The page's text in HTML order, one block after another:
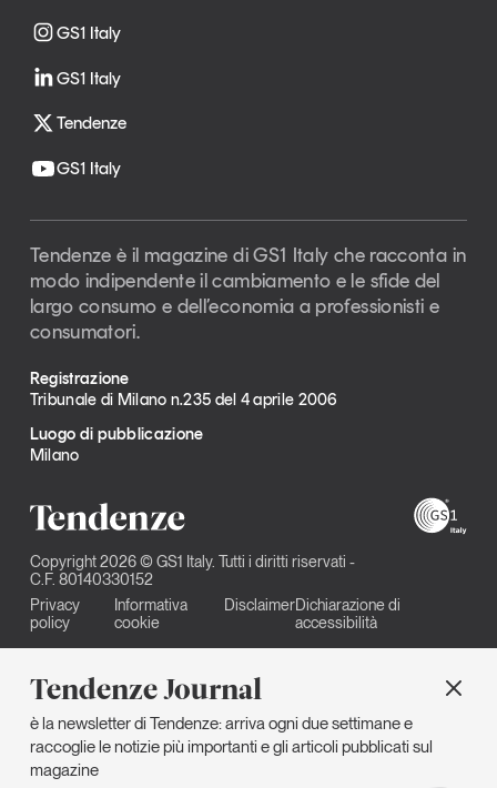
Tendenze Journal
è la newsletter di Tendenze: arriva ogni due settimane e
raccoglie le notizie più importanti e gli articoli pubblicati sul
magazine
GS1 Italy
GS1 Italy
Tendenze
GS1 Italy
Tendenze è il magazine di GS1 Italy che racconta in
modo indipendente il cambiamento e le sfide del
largo consumo e dell’economia a professionisti e
consumatori.
Registrazione
Tribunale di Milano n.235 del 4 aprile 2006
Luogo di pubblicazione
Milano
Copyright 2026 © GS1 Italy. Tutti i diritti riservati -
C.F. 80140330152
Privacy
policy
Informativa
cookie
DisclaimerDichiarazione di
accessibilità